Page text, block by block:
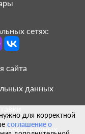
для корректной
соглашение о
сетях:
сайта
данных
данных